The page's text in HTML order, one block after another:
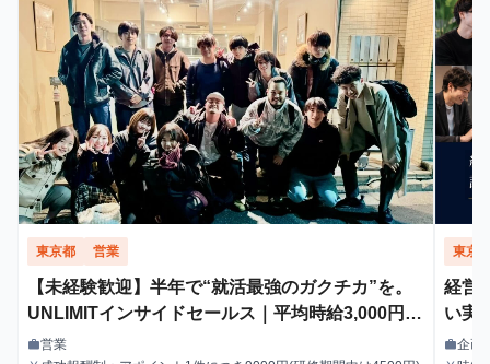
東京都 営業
【未経験歓迎】半年で“就活最強のガクチカ”を。
UNLIMITインサイドセールス｜平均時給3,000円で
成果もキャリアも掴む
職種
work営業
東京
経営
い実
職種
work企画